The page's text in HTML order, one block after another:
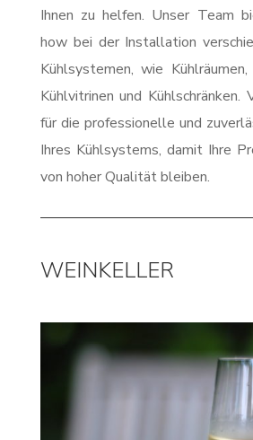
Ihnen zu helfen. Unser Team
how bei der Installation
Kühlsystemen, wie Kühlräumen,
Kühlvitrinen und Kühlschränken.
für die professionelle und
Ihres Kühlsystems, damit Ihre
von hoher Qualität bleiben.
WEINKELLER